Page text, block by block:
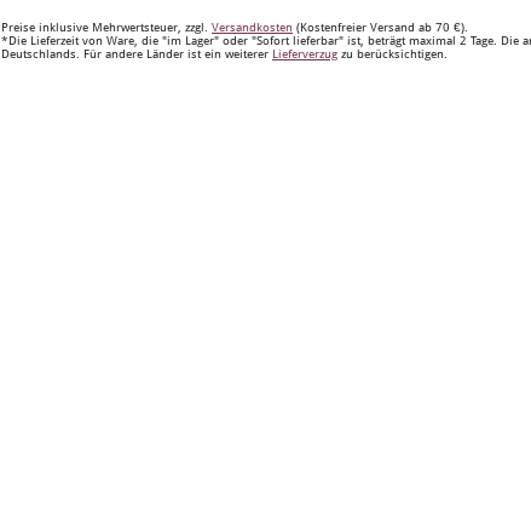
Preise inklusive Mehrwertsteuer, zzgl. Versandkosten (Kostenfreier Versand ab 70 €).
*Die Lieferzeit von Ware, die "im Lager" oder "Sofort lieferbar" ist, beträgt maximal 2 Tage. Die
Deutschlands. Für andere Länder ist ein weiterer Lieferverzug zu berücksichtigen.